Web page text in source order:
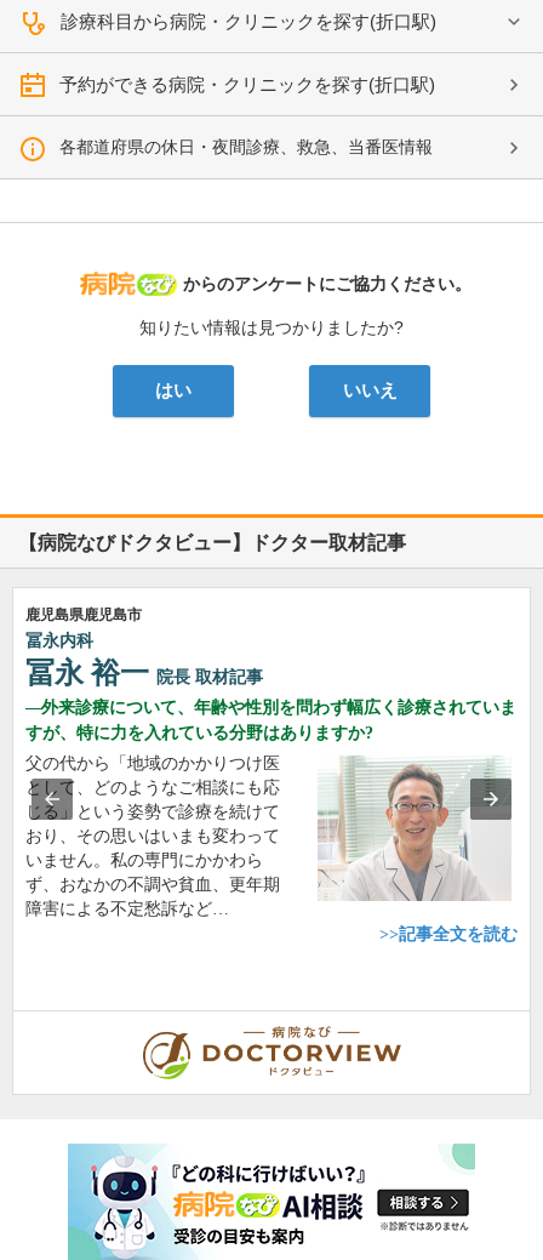
診療科目から病院・クリニックを探す(折口駅)
予約ができる病院・クリニックを探す(折口駅)
各都道府県の休日・夜間診療、救急、当番医情報
病院なび
からのアンケートにご協力ください。
知りたい情報は見つかりましたか?
はい いいえ
【病院なびドクタビュー】ドクター取材記事
鹿児島県鹿児島市
冨永内科
冨永 裕一 院長 取材記事
外来診療について、年齢や性別を問わず幅広く診療されていま
すが、特に力を入れている分野はありますか?
父の代から「地域のかかりつけ医
として、どのようなご相談にも応
じる」という姿勢で診療を続けて
おり、その思いはいまも変わって
いません。私の専門にかかわら
ず、おなかの不調や貧血、更年期
障害による不定愁訴など…
>>記事全文を読む